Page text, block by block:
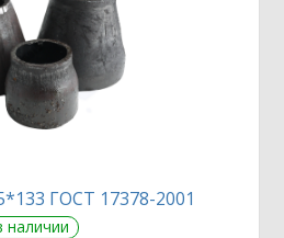
ГОСТ 17378-2001
наличии